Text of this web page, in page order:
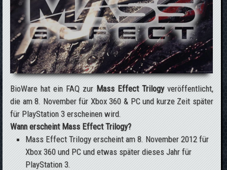
BioWare hat ein FAQ zurMass Effect Trilogyveröffentlicht,
die am 8. November für Xbox 360 & PC und kurze Zeit später
für PlayStation 3 erscheinen wird.
Wann erscheint Mass Effect Trilogy?
Mass Effect Trilogy erscheint am 8. November 2012 für
Xbox 360 und PC und etwas später dieses Jahr für
PlayStation 3.